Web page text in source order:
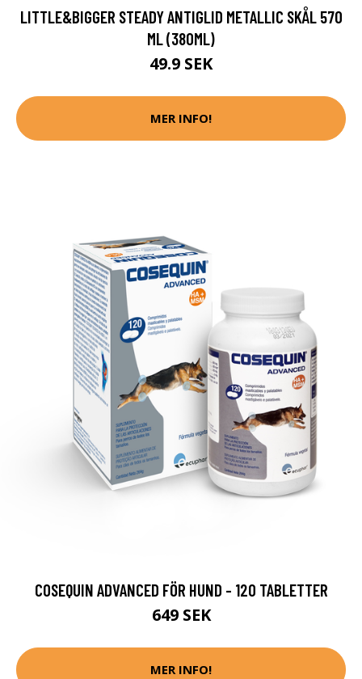
LITTLE&BIGGER STEADY ANTIGLID METALLIC SKÅL 570
ML (380ML)
49.9 SEK
MER INFO!
COSEQUIN ADVANCED FÖR HUND - 120 TABLETTER
649 SEK
MER INFO!